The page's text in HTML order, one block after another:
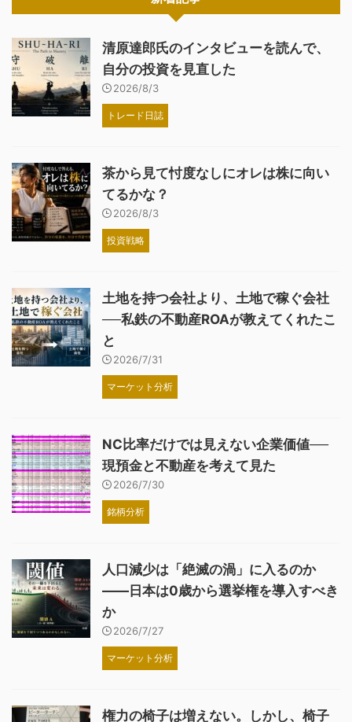
清原達郎氏のインタビューを読んで、
自分の投資を見直した
2026/8/3
トレード日誌
茶から見て忖度なしにオレは株に向い
てるかな？
2026/8/3
投資戦略
土地を持つ会社より、土地で稼ぐ会社
──私鉄の不動産ROAが教えてくれたこ
と
2026/7/31
マーケット分析
NC比率だけでは見えない企業価値──
現預金と不動産を考えて見た
2026/7/30
銘柄分析
人口減少は「絶滅の渦」に入るのか
――日本は0歳から選挙権を導入すべき
か
2026/7/27
マーケット分析
権力の椅子は増えない。しかし、椅子